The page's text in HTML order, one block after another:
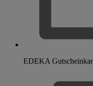
EDEKA